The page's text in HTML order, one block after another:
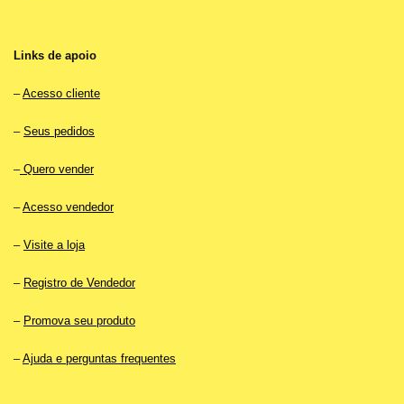
Links de apoio
–Acesso cliente
– Seus pedidos
–Quero vender
–Acesso vendedor
– Visite a loja
– Registro de Vendedor
– Promova seu produto
–Ajuda e perguntas frequentes